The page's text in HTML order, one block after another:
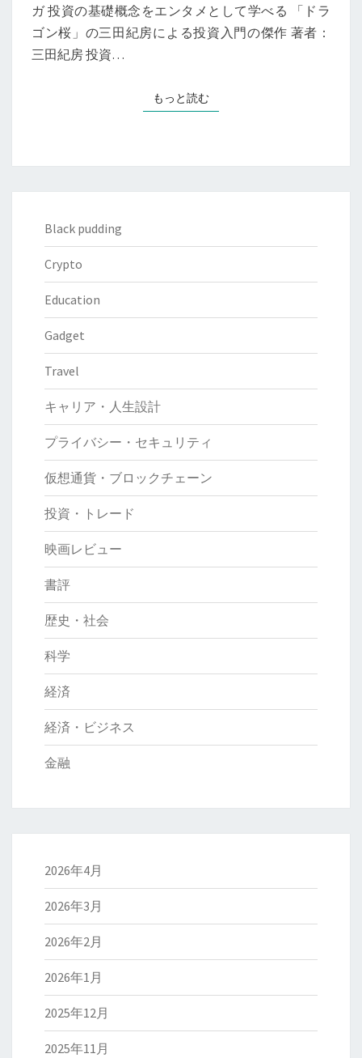
レ
ビ
──
の
ン
ガ 投資の基礎概念をエンタメとして学べる 「ドラ
ゴン桜」の三田紀房による投資入門の傑作 著者：
三田紀房 投資…
もっと読むもっと読む
Black pudding
Crypto
Education
Gadget
Travel
キャリア・人生設計
プライバシー・セキュリティ
仮想通貨・ブロックチェーン
投資・トレード
映画レビュー
書評
歴史・社会
科学
経済
経済・ビジネス
金融
2026年4月
2026年3月
2026年2月
2026年1月
2025年12月
2025年11月